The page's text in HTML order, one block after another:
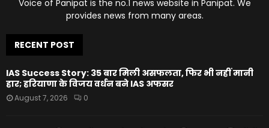
Voice of Panipat is the no.1 news website in Panipat. We
provides news from many areas.
RECENT POST
IAS Success Story: 35 बार मिली असफलता, फिर भी नहीं मानी
हार; हरियाणा के विजय वर्धन बने IAS अफसर
August 7, 2026 0